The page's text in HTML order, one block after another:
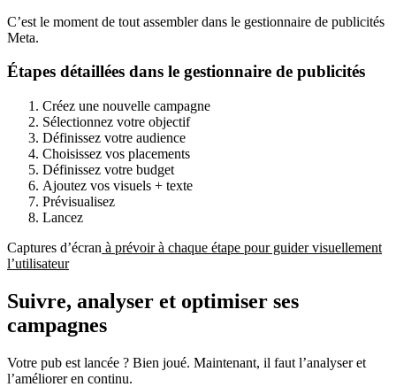
C’est le moment de tout assembler dans le gestionnaire de publicités
Meta.
Étapes détaillées dans le gestionnaire de publicités
Créez une nouvelle campagne
Sélectionnez votre objectif
Définissez votre audience
Choisissez vos placements
Définissez votre budget
Ajoutez vos visuels + texte
Prévisualisez
Lancez
Captures d’écran à prévoir à chaque étape pour guider visuellement
l’utilisateur
Suivre, analyser et optimiser ses
campagnes
Votre pub est lancée ? Bien joué. Maintenant, il faut l’analyser et
l’améliorer en continu.